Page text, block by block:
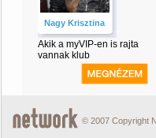
Nagy Krisztina
Akik a myVIP-en is rajta
vannak klub
© 2007 Copyright